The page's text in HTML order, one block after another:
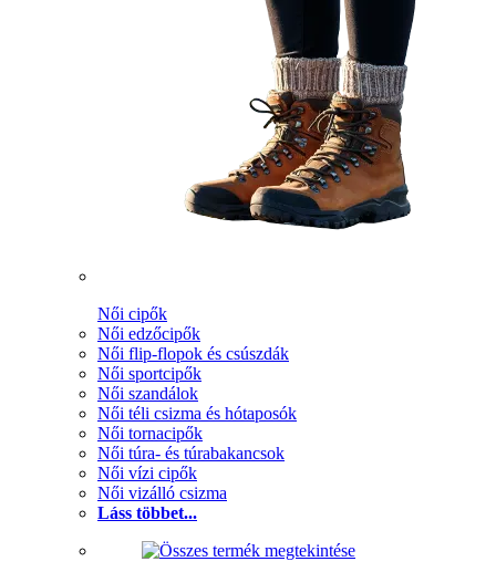
Női cipők
Női edzőcipők
Női flip-flopok és csúszdák
Női sportcipők
Női szandálok
Női téli csizma és hótaposók
Női tornacipők
Női túra- és túrabakancsok
Női vízi cipők
Női vizálló csizma
Láss többet...